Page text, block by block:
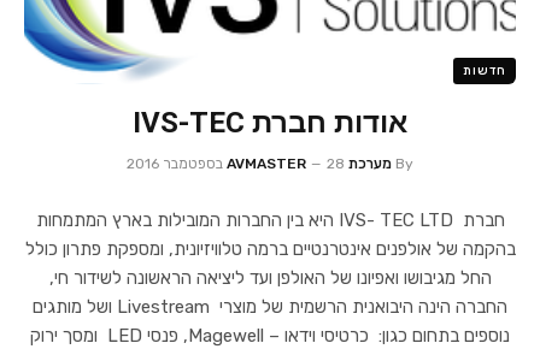
חדשות
אודות חברת IVS-TEC
By מערכת AVMASTER 28 בספטמבר 2016
חברת IVS- TEC LTD היא בין החברות המובילות בארץ המתמחות
בהקמה של אולפנים אינטרנטיים ברמה טלוויזיונית, ומספקת פתרון כולל
החל מגיבושו ואפיונו של האולפן ועד ליציאה הראשונה לשידור חי,
החברה הינה היבואנית הרשמית של מוצרי Livestream ושל מותגים
נוספים בתחום כגון: כרטיסי וידאו – Magewell, פנסי LED ומסך ירוק